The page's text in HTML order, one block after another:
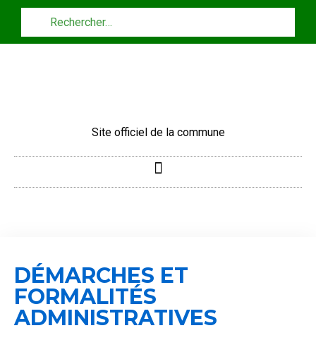
Panneau de gestion des cookies
Site officiel de la commune
DÉMARCHES ET
FORMALITÉS
ADMINISTRATIVES